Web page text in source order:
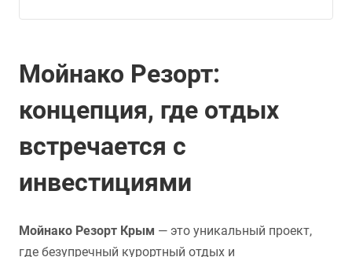
Мойнако Резорт:
концепция, где отдых
встречается с
инвестициями
Мойнако Резорт Крым — это уникальный проект,
где безупречный курортный отдых и